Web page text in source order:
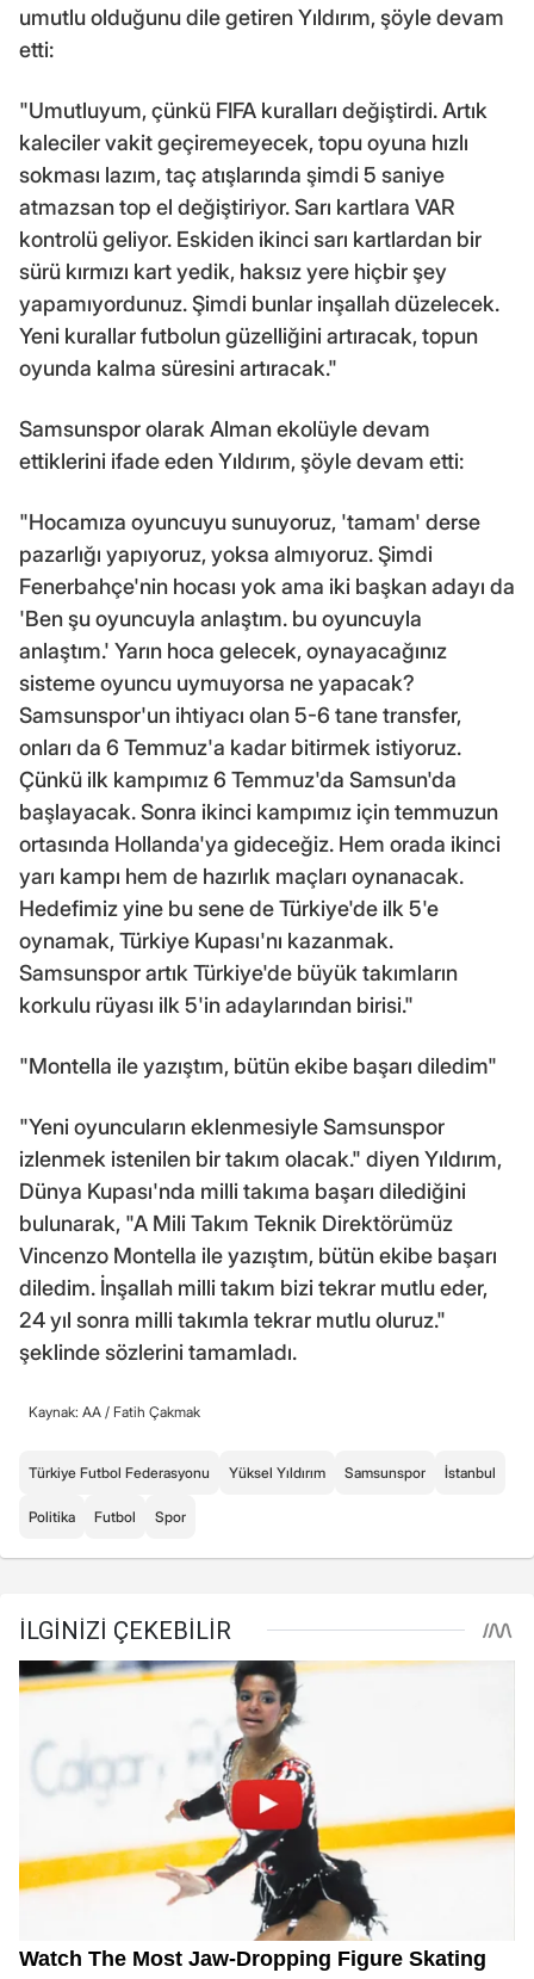
umutlu olduğunu dile getiren Yıldırım, şöyle devam
etti:
"Umutluyum, çünkü FIFA kuralları değiştirdi. Artık
kaleciler vakit geçiremeyecek, topu oyuna hızlı
sokması lazım, taç atışlarında şimdi 5 saniye
atmazsan top el değiştiriyor. Sarı kartlara VAR
kontrolü geliyor. Eskiden ikinci sarı kartlardan bir
sürü kırmızı kart yedik, haksız yere hiçbir şey
yapamıyordunuz. Şimdi bunlar inşallah düzelecek.
Yeni kurallar futbolun güzelliğini artıracak, topun
oyunda kalma süresini artıracak."
Samsunspor olarak Alman ekolüyle devam
ettiklerini ifade eden Yıldırım, şöyle devam etti:
"Hocamıza oyuncuyu sunuyoruz, 'tamam' derse
pazarlığı yapıyoruz, yoksa almıyoruz. Şimdi
Fenerbahçe'nin hocası yok ama iki başkan adayı da
'Ben şu oyuncuyla anlaştım. bu oyuncuyla
anlaştım.' Yarın hoca gelecek, oynayacağınız
sisteme oyuncu uymuyorsa ne yapacak?
Samsunspor'un ihtiyacı olan 5-6 tane transfer,
onları da 6 Temmuz'a kadar bitirmek istiyoruz.
Çünkü ilk kampımız 6 Temmuz'da Samsun'da
başlayacak. Sonra ikinci kampımız için temmuzun
ortasında Hollanda'ya gideceğiz. Hem orada ikinci
yarı kampı hem de hazırlık maçları oynanacak.
Hedefimiz yine bu sene de Türkiye'de ilk 5'e
oynamak, Türkiye Kupası'nı kazanmak.
Samsunspor artık Türkiye'de büyük takımların
korkulu rüyası ilk 5'in adaylarından birisi."
"Montella ile yazıştım, bütün ekibe başarı diledim"
"Yeni oyuncuların eklenmesiyle Samsunspor
izlenmek istenilen bir takım olacak." diyen Yıldırım,
Dünya Kupası'nda milli takıma başarı dilediğini
bulunarak, "A Mili Takım Teknik Direktörümüz
Vincenzo Montella ile yazıştım, bütün ekibe başarı
diledim. İnşallah milli takım bizi tekrar mutlu eder,
24 yıl sonra milli takımla tekrar mutlu oluruz."
şeklinde sözlerini tamamladı.
Kaynak: AA / Fatih Çakmak
Türkiye Futbol Federasyonu Yüksel Yıldırım Samsunspor İstanbul
Politika Futbol Spor